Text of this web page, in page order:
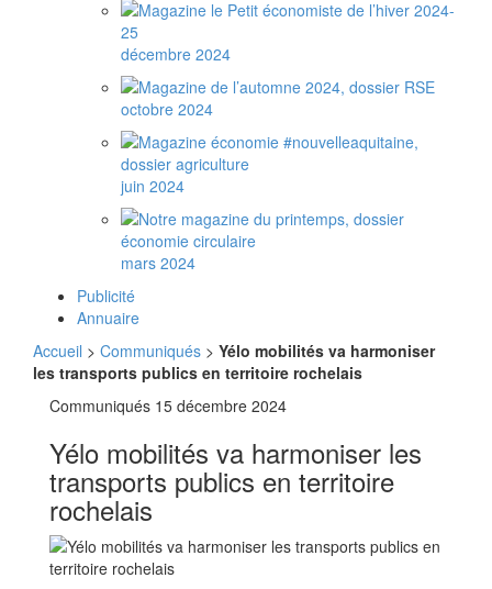
décembre 2024
octobre 2024
juin 2024
mars 2024
Publicité
Annuaire
Accueil > Communiqués > Yélo mobilités va harmoniser
les transports publics en territoire rochelais
Communiqués 15 décembre 2024
Yélo mobilités va harmoniser les
transports publics en territoire
rochelais